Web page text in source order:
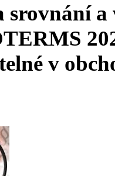
srovnání
v